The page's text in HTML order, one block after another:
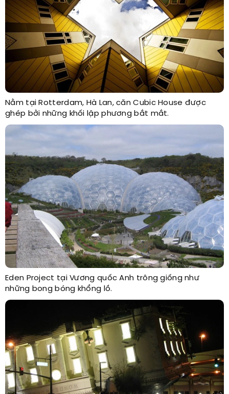
Nằm tại Rotterdam, Hà Lan, căn Cubic House được
ghép bởi những khối lập phương bắt mắt.
Eden Project tại Vương quốc Anh trông giống như
những bong bóng khổng lồ.